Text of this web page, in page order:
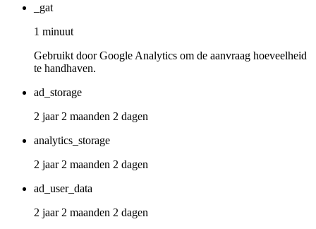
_gat
1 minuut
Gebruikt door Google Analytics om de aanvraag hoeveelheid
te handhaven.
ad_storage
2 jaar 2 maanden 2 dagen
analytics_storage
2 jaar 2 maanden 2 dagen
ad_user_data
2 jaar 2 maanden 2 dagen